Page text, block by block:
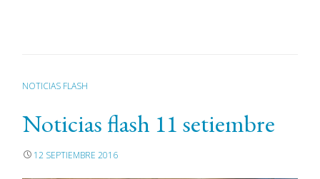
NOTICIAS FLASH
Noticias flash 11 setiembre
12 SEPTIEMBRE 2016